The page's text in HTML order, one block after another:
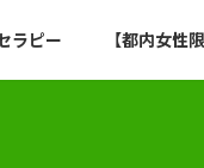
ラピー 【都内女性